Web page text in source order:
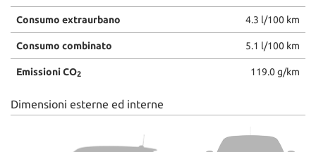
Consumo extraurbano 4.3 l/100 km
Consumo combinato 5.1 l/100 km
Emissioni CO2 119.0 g/km
Dimensioni esterne ed interne